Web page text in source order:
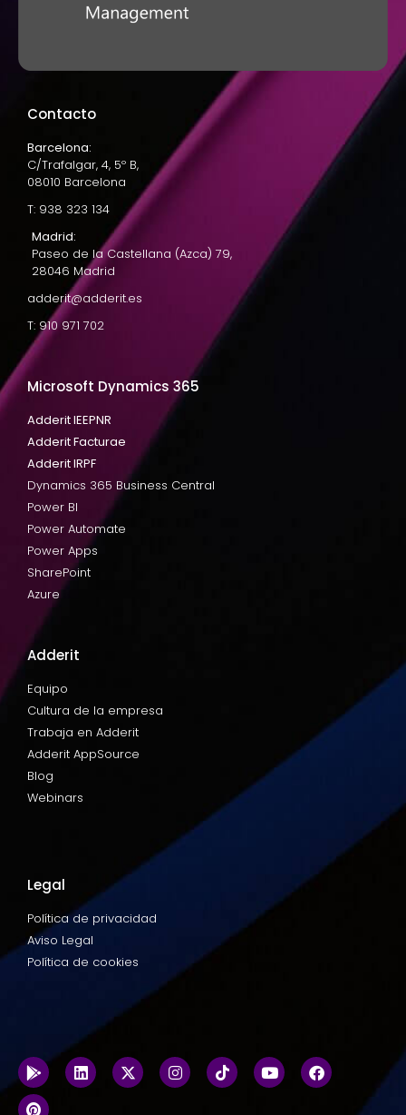
Contacto
Barcelona:
C/Trafalgar, 4, 5º B,
08010 Barcelona
T: 938 323 134
Madrid:
Paseo de la Castellana (Azca) 79,
28046 Madrid
adderit@adderit.es
T: 910 971 702
Microsoft Dynamics 365
Adderit IEEPNR
Adderit Facturae
Adderit IRPF
Dynamics 365 Business Central
Power BI
Power Automate
Power Apps
SharePoint
Azure
Adderit
Equipo
Cultura de la empresa
Trabaja en Adderit
Adderit AppSource
Blog
Webinars
Legal
Política de privacidad
Aviso Legal
Política de cookies